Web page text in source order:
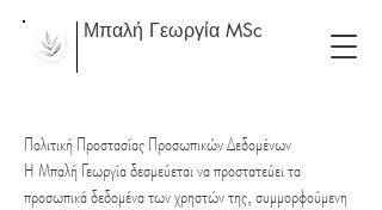
Μπαλή Γεωργία MSc
Πολιτική Προστασίας Προσωπικών Δεδομένων
Η Μπαλή Γεωργία δεσμεύεται να προστατεύει τα
προσωπικά δεδομένα των χρηστών της, συμμορφούμενη